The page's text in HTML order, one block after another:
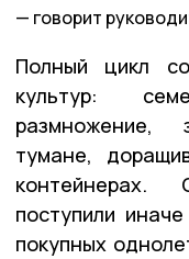
говорит
Полный цикл
культур:
размножение,
тумане,
поступили
покупных